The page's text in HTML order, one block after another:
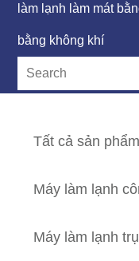
làm lạnh làm mát
bằng không khí
Tất cả sản phẩm
Máy làm lạnh
Máy làm lạnh